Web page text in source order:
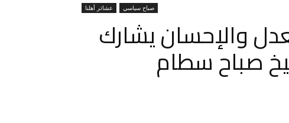
صباح سياسي عشائر أهلنا
والإحسان يشارك
صباح سطام